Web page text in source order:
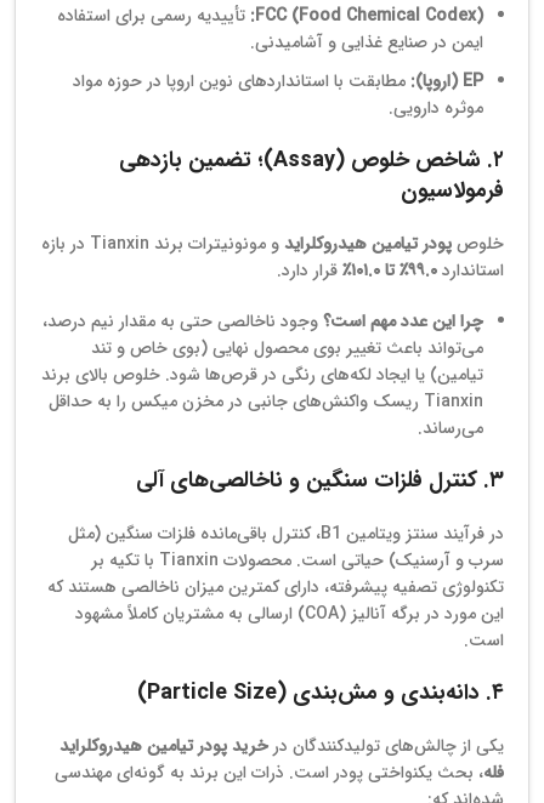
FCC (Food Chemical Codex): تأییدیه رسمی برای استفاده
ایمن در صنایع غذایی و آشامیدنی.
EP (اروپا):
مطابقت با استانداردهای نوین اروپا در حوزه مواد
موثره دارویی.
۲. شاخص خلوص (Assay)؛ تضمین بازدهی
فرمولاسیون
خلوصپودر تیامین هیدروکلراید
و مونونیترات برند Tianxin در بازه
استاندارد۹۹.۰٪ تا ۱۰۱.۰٪
قرار دارد.
چرا این عدد مهم است؟وجود ناخالصی حتی به مقدار نیم درصد،
می‌تواند باعث تغییر بوی محصول نهایی (بوی خاص و تند
تیامین) یا ایجاد لکه‌های رنگی در قرص‌ها شود. خلوص بالای برند
Tianxin ریسک واکنش‌های جانبی در مخزن میکس را به حداقل
می‌رساند.
۳. کنترل فلزات سنگین و ناخالصی‌های آلی
در فرآیند سنتز ویتامین B1، کنترل باقی‌مانده فلزات سنگین (مثل
سرب و آرسنیک) حیاتی است. محصولات Tianxin با تکیه بر
تکنولوژی تصفیه پیشرفته، دارای کمترین میزان ناخالصی هستند که
این مورد در برگه آنالیز (COA) ارسالی به مشتریان کاملاً مشهود
است.
۴. دانه‌بندی و مش‌بندی (Particle Size)
یکی از چالش‌های تولیدکنندگان در خرید پودر تیامین هیدروکلراید
فله، بحث یکنواختی پودر است. ذرات این برند به گونه‌ای مهندسی